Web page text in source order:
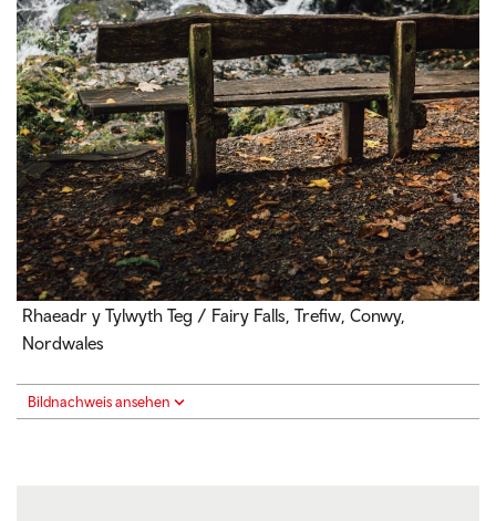
Rhaeadr y Tylwyth Teg / Fairy Falls, Trefiw, Conwy,
Nordwales
Bildnachweis ansehen